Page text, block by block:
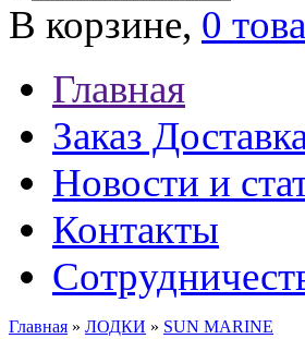
В корзине, 0
Главная
Заказ
Новости и
Контакты
Главная » ЛОДКИ » SUN MARINE